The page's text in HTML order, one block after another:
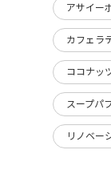
アサイー
カフェラ
ココナッ
スープパ
リノベー